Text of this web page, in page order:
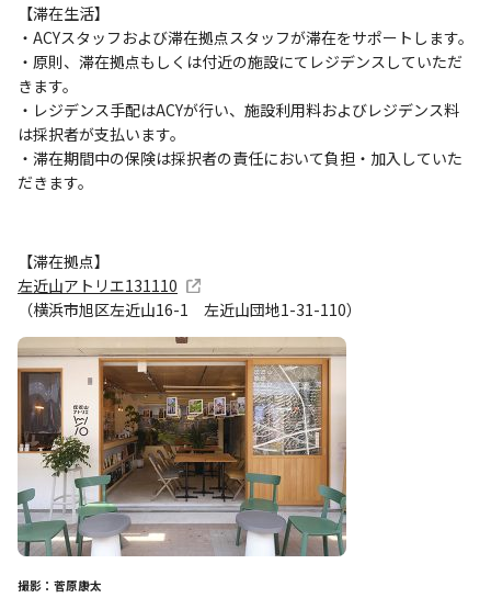
【滞在生活】
・ACYスタッフおよび滞在拠点スタッフが滞在をサポートします。
・原則、滞在拠点もしくは付近の施設にてレジデンスしていただ
きます。
・レジデンス手配はACYが行い、施設利用料およびレジデンス料
は採択者が支払います。
・滞在期間中の保険は採択者の責任において負担・加入していた
だきます。
【滞在拠点】
左近山アトリエ131110
（横浜市旭区左近山16-1 左近山団地1-31-110）
撮影：菅原康太